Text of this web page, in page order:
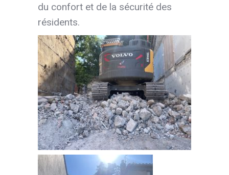
du confort et de la sécurité des
résidents.